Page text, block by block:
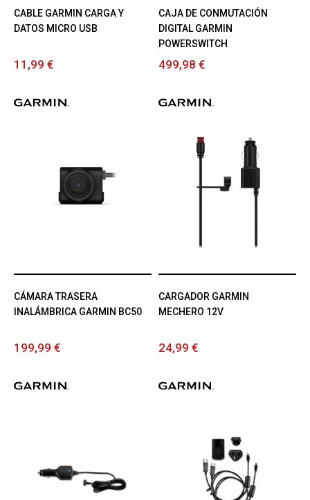
CABLE GARMIN CARGA Y
DATOS MICRO USB
11,99 €
CAJA DE CONMUTACIÓN
DIGITAL GARMIN
POWERSWITCH
499,98 €
CÁMARA TRASERA
INALÁMBRICA GARMIN BC50
199,99 €
CARGADOR GARMIN
MECHERO 12V
24,99 €